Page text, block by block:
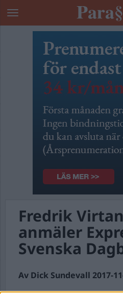
Fredrik
anmäler
Svenska
Av Dick Sundevall 2017-